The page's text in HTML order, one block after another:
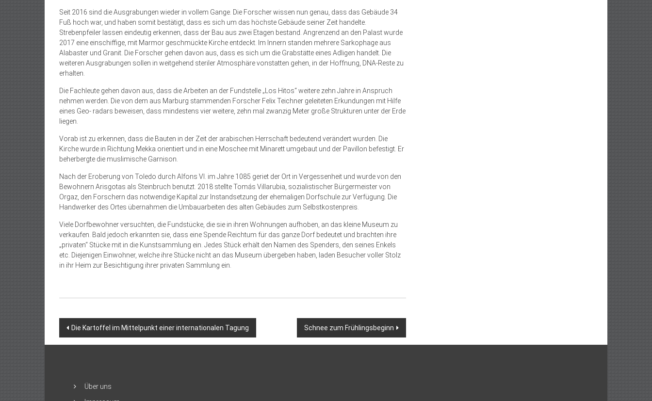
Seit 2016 sind die Ausgrabungen wieder in vollem Gange. Die Forscher wissen nun genau, dass das Gebäude 34
Fuß hoch war, und haben somit bestätigt, dass es sich um das höchste Gebäude seiner Zeit handelte.
Strebenpfeiler lassen eindeutig erkennen, dass der Bau aus zwei Etagen bestand. Angrenzend an den Palast wurde
2017 eine einschiffige, mit Marmor geschmückte Kirche entdeckt. Im Innern standen mehrere Sarkophage aus
Alabaster und Granit. Die Forscher gehen davon aus, dass es sich um die Grabstätte eines Adligen handelt. Die
weiteren Ausgrabungen sollen in weitgehend steriler Atmosphäre vonstatten gehen, in der Hoffnung, DNA-Reste zu
erhalten.
Die Fachleute gehen davon aus, dass die Arbeiten an der Fundstelle „Los Hitos“ weitere zehn Jahre in Anspruch
nehmen werden. Die von dem aus Marburg stammenden Forscher Felix Teichner geleiteten Erkundungen mit Hilfe
eines Geo- radars beweisen, dass mindestens vier weitere, zehn mal zwanzig Meter große Strukturen unter der Erde
liegen.
Vorab ist zu erkennen, dass die Bauten in der Zeit der arabischen Herrschaft bedeutend verändert wurden. Die
Kirche wurde in Richtung Mekka orientiert und in eine Moschee mit Minarett umgebaut und der Pavillon befestigt. Er
beherbergte die muslimische Garnison.
Nach der Eroberung von Toledo durch Alfons VI. im Jahre 1085 geriet der Ort in Vergessenheit und wurde von den
Bewohnern Arisgotas als Steinbruch benutzt. 2018 stellte Tomás Villarubia, sozialistischer Bürgermeister von
Orgaz, den Forschern das notwendige Kapital zur Instandsetzung der ehemaligen Dorfschule zur Verfügung. Die
Handwerker des Ortes übernahmen die Umbauarbeiten des alten Gebäudes zum Selbstkostenpreis.
Viele Dorfbewohner versuchten, die Fundstücke, die sie in ihren Wohnungen aufhoben, an das kleine Museum zu
verkaufen. Bald jedoch erkannten sie, dass eine Spende Reichtum für das ganze Dorf bedeutet und brachten ihre
„privaten“ Stücke mit in die Kunstsammlung ein. Jedes Stück erhält den Namen des Spenders, den seines Enkels
etc. Diejenigen Einwohner, welche ihre Stücke nicht an das Museum übergeben haben, laden Besucher voller Stolz
in ihr Heim zur Besichtigung ihrer privaten Sammlung ein.
Beitragsnavigation
Die Kartoffel im Mittelpunkt einer internationalen Tagung Schnee zum Frühlingsbeginn
Über uns